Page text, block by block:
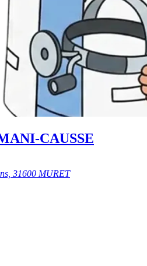
CAUSSE
31600 MURET